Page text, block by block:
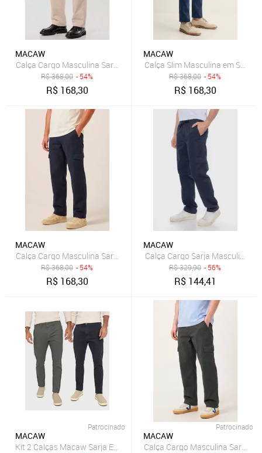
MACAW
Calça Cargo Masculina Sarja 100% Algodão 6 Bolsos Casual Bege
R$368,00 - 54%
R$ 168,30
MACAW
R$368,00 - 54%
R$ 168,30
MACAW
Calça Cargo Masculina Sarja 100% Algodão 6 Bolsos Casual Azul
R$368,00 - 54%
R$ 168,30
MACAW
Calça Cargo Sarja Masculina
R$329,90 - 56%
R$ 144,41
Patrocinado
MACAW
Kit 2 Calças Macaw Sarja Elastano Insert Verde e Azul Marinho
Patrocinado
MACAW
Calça Cargo Masculina Sarja